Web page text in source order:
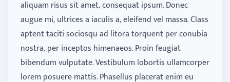
aliquam risus sit amet, consequat ipsum. Donec
augue mi, ultrices a iaculis a, eleifend vel massa. Class
aptent taciti sociosqu ad litora torquent per conubia
nostra, per inceptos himenaeos. Proin feugiat
bibendum vulputate. Vestibulum lobortis ullamcorper
lorem posuere mattis. Phasellus placerat enim eu